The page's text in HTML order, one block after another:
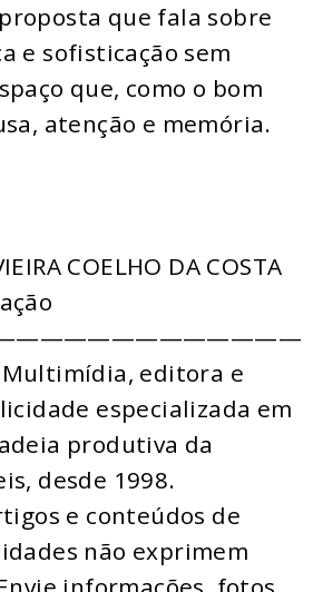
que fala sobre
e sofisticação sem
que, como o bom
atenção e memória.
COELHO DA COSTA
Multimídia, editora e
especializada em
produtiva da
desde 1998.
e conteúdos de
não exprimem